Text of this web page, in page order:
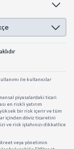
ile kullanıcılar
piyasalardaki ticari
en riskli yatırım
bir risk içerir ve tüm
içinden döviz ticaretini
ve risk iştahınızı dikkatlice
veya yönetimin